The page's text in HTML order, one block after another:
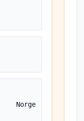
Norge